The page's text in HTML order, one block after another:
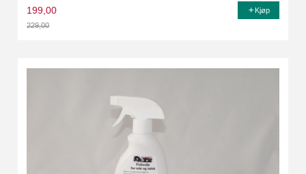
199,00
229,00
Kjøp